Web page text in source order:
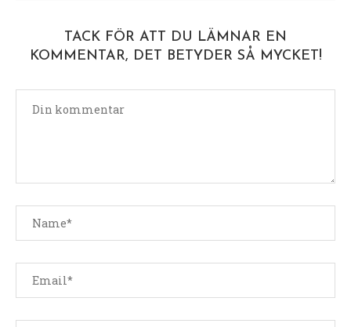
TACK FÖR ATT DU LÄMNAR EN
KOMMENTAR, DET BETYDER SÅ MYCKET!